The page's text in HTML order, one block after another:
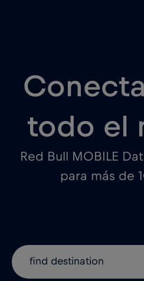
todo el
Red Bull MOBILE
para más de